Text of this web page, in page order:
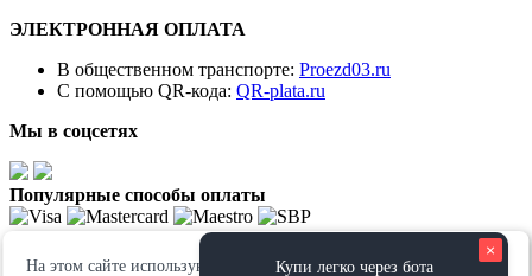
На этом сайте используются файлы cookie. Продолжая просмотр
ЭЛЕКТРОННАЯ ОПЛАТА
В общественном транспорте: Proezd03.ru
С помощью QR-кода: QR-plata.ru
Мы в соцсетях
Популярные способы оплаты
Мы используем информацию, зарегистрированную в файлах «cookies», в
×
Купи легко через бота